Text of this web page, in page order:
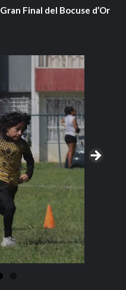
Final del Bocuse d’Or